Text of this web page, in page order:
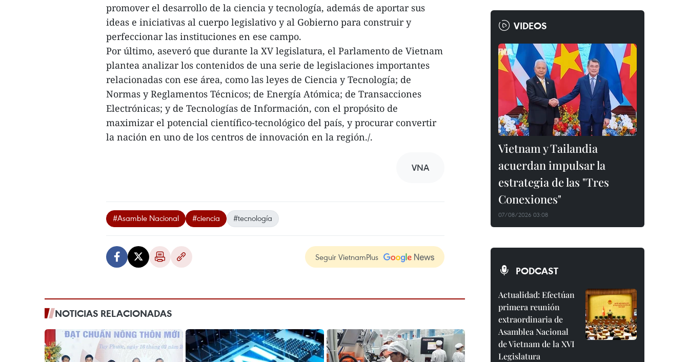
promover el desarrollo de la ciencia y tecnología, además de aportar sus
ideas e iniciativas al cuerpo legislativo y al Gobierno para construir y
perfeccionar las instituciones en ese campo.
Por último, aseveró que durante la XV legislatura, el Parlamento de Vietnam
plantea analizar los contenidos de una serie de legislaciones importantes
relacionadas con ese área, como las leyes de Ciencia y Tecnología; de
Normas y Reglamentos Técnicos; de Energía Atómica; de Transacciones
Electrónicas; y de Tecnologías de Información, con el propósito de
maximizar el potencial científico-tecnológico del país, y procurar convertir
la nación en uno de los centros de innovación en la región./.
VNA
#Asamble Nacional #ciencia #tecnología
Seguir VietnamPlus
NOTICIAS RELACIONADAS
VIDEOS
Vietnam y Tailandia
acuerdan impulsar la
estrategia de las "Tres
Conexiones"
07/08/2026 03:08
PODCAST
Actualidad: Efectúan
primera reunión
extraordinaria de
Asamblea Nacional
de Vietnam de la XVI
Legislatura